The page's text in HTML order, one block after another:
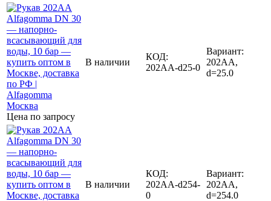
Цена по запросу
В наличии
КОД:
202AA-d25-0
Вариант:
202AA,
d=25.0
В наличии
КОД:
202AA-d254-
0
Вариант:
202AA,
d=254.0